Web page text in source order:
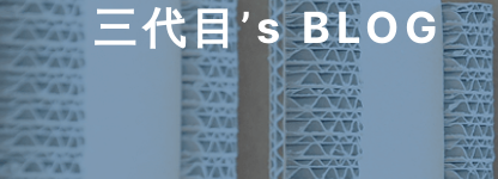
三代目’s BLOG